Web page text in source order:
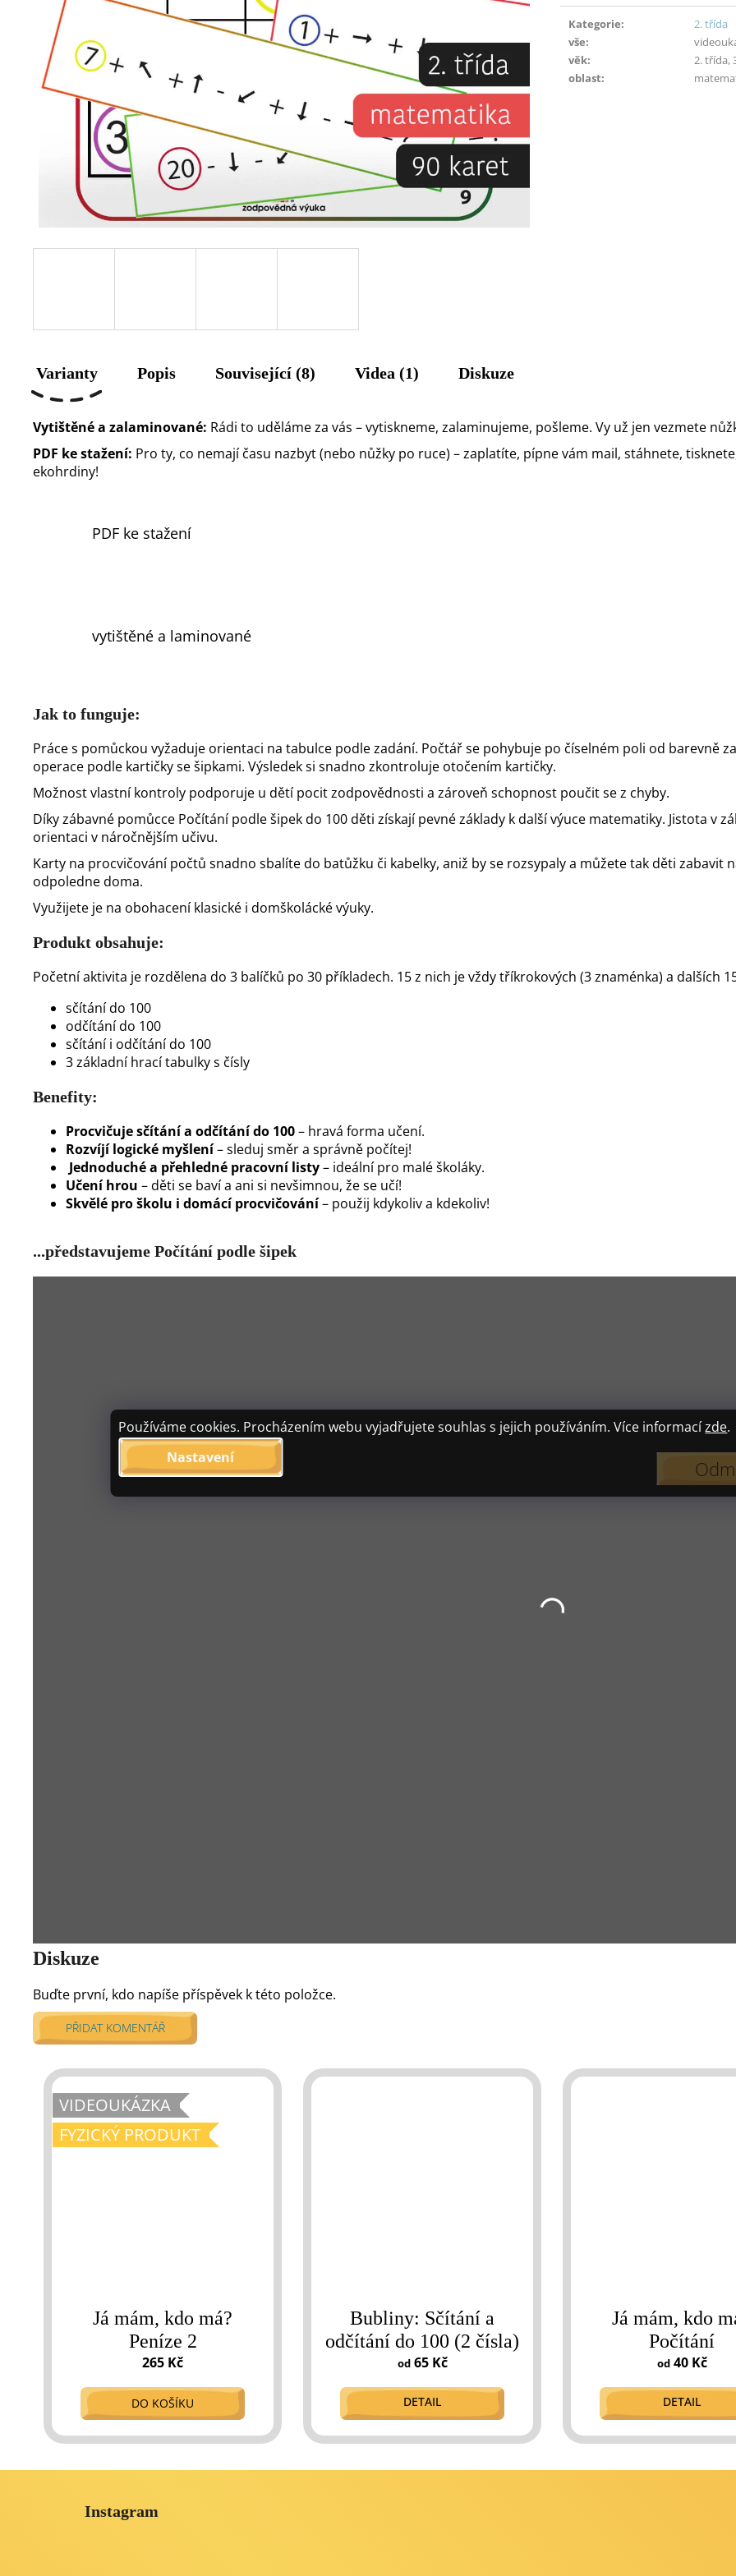
Používáme cookies. Procházením webu vyjadřujete souhlas s jejich používáním. Více informacízde.
Nastavení
Měrná
cena:
Kategorie:
2. třída
vše:
věk:
2. třída,
oblast:
Varianty Popis Související (8) Videa (1) Diskuze
Vytištěné a zalaminované: Rádi to uděláme za vás – vytiskneme, zalaminujeme, pošleme. Vy už jen vezmete
PDF ke stažení: Pro ty, co nemají času nazbyt (nebo nůžky po ruce) – zaplatíte, pípne vám mail, stáhnete,
ekohrdiny!
PDF ke stažení
vytištěné a laminované
Jak to funguje:
Práce s pomůckou vyžaduje orientaci na tabulce podle zadání. Počtář se pohybuje po číselném poli od barevně
operace podle kartičky se šipkami. Výsledek si snadno zkontroluje otočením kartičky.
Možnost vlastní kontroly podporuje u dětí pocit zodpovědnosti a zároveň schopnost poučit se z chyby.
Díky zábavné pomůcce Počítání podle šipek do 100 děti získají pevné základy k další výuce matematiky. Jistota v
orientaci v náročnějším učivu.
Karty na procvičování počtů snadno sbalíte do batůžku či kabelky, aniž by se rozsypaly a můžete tak děti zabavit
odpoledne doma.
Využijete je na obohacení klasické i domškolácké výuky.
Produkt obsahuje:
Početní aktivita je rozdělena do 3 balíčků po 30 příkladech. 15 z nich je vždy tříkrokových (3 znaménka) a dalších
sčítání do 100
odčítání do 100
sčítání i odčítání do 100
3 základní hrací tabulky s čísly
Benefity:
Procvičuje sčítání a odčítání do 100– hravá forma učení.
Rozvíjí logické myšlení– sleduj směr a správně počítej!
Jednoduché a přehledné pracovní listy– ideální pro malé školáky.
Učení hrou – děti se baví a ani si nevšimnou, že se učí!
Skvělé pro školu i domácí procvičování– použij kdykoliv a kdekoliv!
VIDEOUKÁZKA
FYZICKÝ PRODUKT
Já mám, kdo má?
Peníze 2
265 Kč
DO KOŠÍKU
Bubliny: Sčítání a
odčítání do 100 (2 čísla)
od65 Kč
DETAIL
Já mám, kdo
Počítání
od40 Kč
DETAIL
...představujeme Počítání podle šipek
Diskuze
Buďte první, kdo napíše příspěvek k této položce.
PŘIDAT KOMENTÁŘ
Instagram